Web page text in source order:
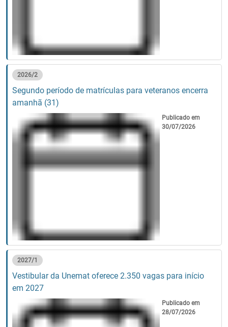
2026/2
Segundo período de matrículas para veteranos encerra
amanhã (31)
Publicado em
30/07/2026
2027/1
Vestibular da Unemat oferece 2.350 vagas para início
em 2027
Publicado em
28/07/2026